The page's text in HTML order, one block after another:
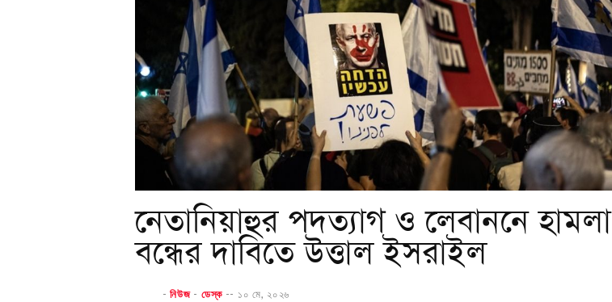
নেতানিয়াহুর পদত্যাগ ও লেবাননে হামলা
বন্ধের দাবিতে উত্তাল ইসরাইল
-নিউজ- ডেস্ক -- ১০ মে, ২০২৬